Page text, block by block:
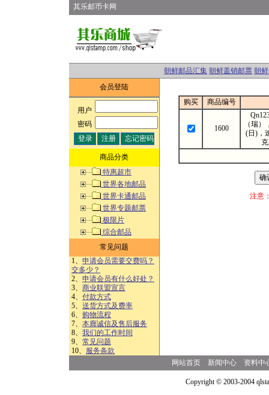
其乐邮币卡网
朝鲜邮品汇集 朝鲜盖销邮票 朝
会员登陆
用户:
密码:
商品分类
特惠超市
世界各地邮品
世界卡通邮品
世界专题邮票
极限片
综合邮品
常见问题
1、 申请会员需要交费吗？
交多少？
2、 申请会员有什么好处？
3、 商业联盟宣言
4、 付款方式
5、 送货方式及费率
6、 购物流程
7、 本廊诚信及售后服务
8、 我们的工作时间
9、 常见问题
10、 服务条款
购买 商品编号
1600
（瑞
(日)，
注意
网站首页 新闻中心 资料中
Copyright © 2003-2004